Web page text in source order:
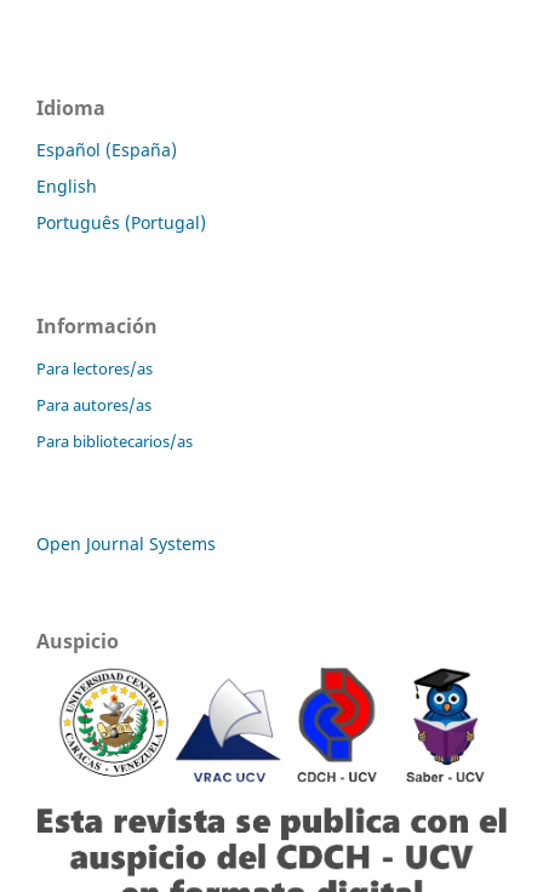
Idioma
Español (España)
English
Português (Portugal)
Información
Para lectores/as
Para autores/as
Para bibliotecarios/as
Open Journal Systems
Auspicio